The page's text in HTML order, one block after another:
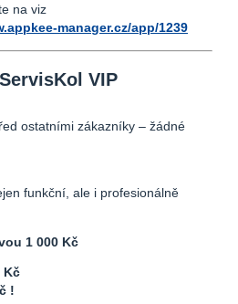
na viz
manager.cz/app/1239
ServisKol VIP
ostatními zákazníky – žádné
funkční, ale i profesionálně
1 000 Kč
Kč
!